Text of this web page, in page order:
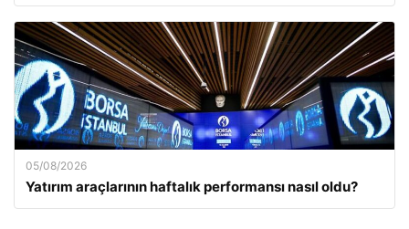
05/08/2026
Yatırım araçlarının haftalık performansı nasıl oldu?